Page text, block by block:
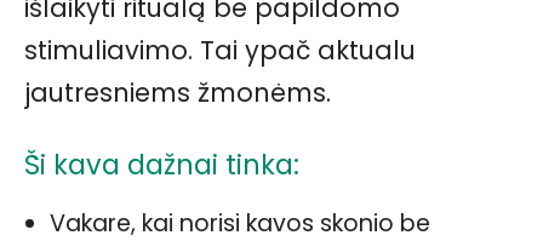
išlaikyti ritualą be papildomo
stimuliavimo. Tai ypač aktualu
jautresniems žmonėms.
Ši kava dažnai tinka:
Vakare, kai norisi kavos skonio be